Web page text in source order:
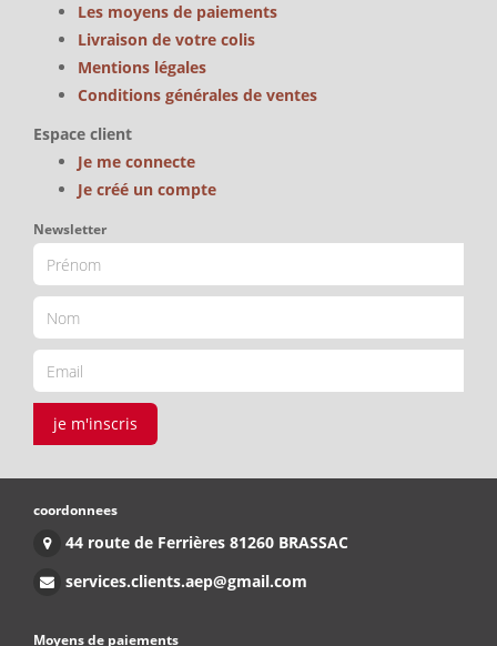
Les moyens de paiements
Livraison de votre colis
Mentions légales
Conditions générales de ventes
Espace client
Je me connecte
Je créé un compte
Newsletter
je m'inscris
coordonnees
44 route de Ferrières 81260 BRASSAC
services.clients.aep@gmail.com
Moyens de paiements